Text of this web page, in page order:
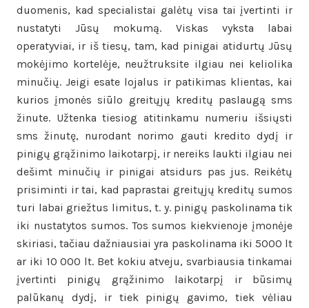
duomenis, kad specialistai galėtų visa tai įvertinti ir
nustatyti Jūsų mokumą. Viskas vyksta labai
operatyviai, ir iš tiesų, tam, kad pinigai atidurtų Jūsų
mokėjimo kortelėje, neužtruksite ilgiau nei keliolika
minučių. Jeigi esate lojalus ir patikimas klientas, kai
kurios įmonės siūlo greitųjų kreditų paslaugą sms
žinute. Užtenka tiesiog atitinkamu numeriu išsiųsti
sms žinutę, nurodant norimo gauti kredito dydį ir
pinigų grąžinimo laikotarpį, ir nereiks laukti ilgiau nei
dešimt minučių ir pinigai atsidurs pas jus. Reikėtų
prisiminti ir tai, kad paprastai greitųjų kreditų sumos
turi labai griežtus limitus, t. y. pinigų paskolinama tik
iki nustatytos sumos. Tos sumos kiekvienoje įmonėje
skiriasi, tačiau dažniausiai yra paskolinama iki 5000 lt
ar iki 10 000 lt. Bet kokiu atveju, svarbiausia tinkamai
įvertinti pinigų grąžinimo laikotarpį ir būsimų
palūkanų dydį, ir tiek pinigų gavimo, tiek vėliau